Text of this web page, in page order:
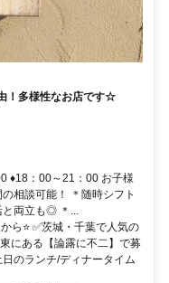
！多様性なお店です☆
♦18：00～21：00 お子様
相談可能！ ＊随時シフト
両立も◎ ＊...
ら⭐ ✅茨城・千葉で人気の
にある【論露に不二】で募
のランチ/ディナータイム